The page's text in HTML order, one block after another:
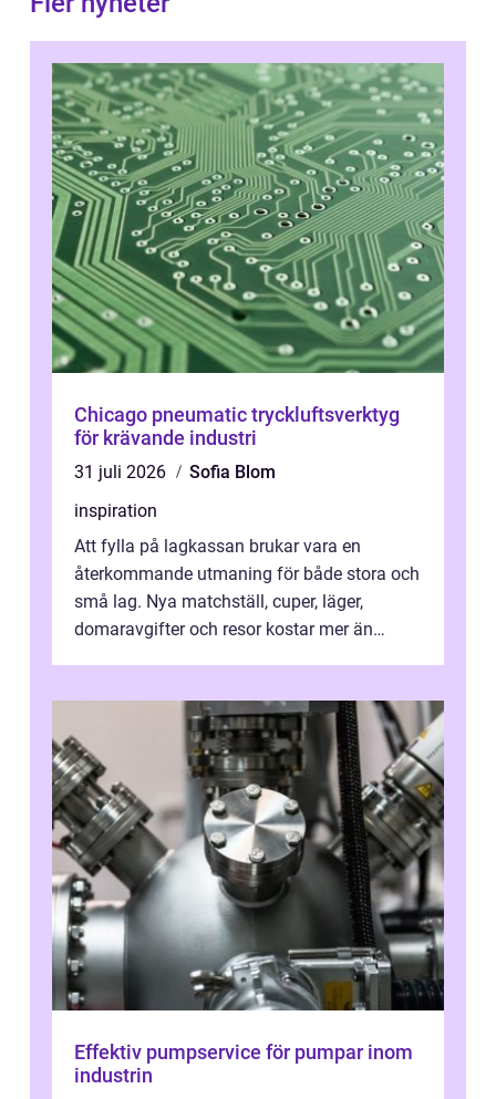
Chicago pneumatic tryckluftsverktyg
för krävande industri
31 juli 2026
Sofia Blom
inspiration
Att fylla på lagkassan brukar vara en
återkommande utmaning för både stora och
små lag. Nya matchställ, cuper, läger,
domaravgifter och resor kostar mer än
Effektiv pumpservice för pumpar inom
industrin